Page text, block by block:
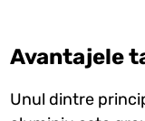
Avantajele
Unul dintre